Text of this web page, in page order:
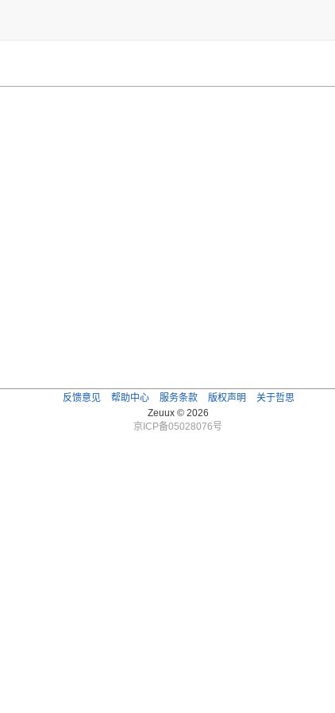
反馈意见 帮助中心 服务条款 版权声明
关于哲思
Zeuux © 2026
京ICP备05028076号